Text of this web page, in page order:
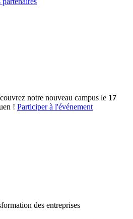
notre nouveau campus le 17
! Participer à l'événement
des entreprises